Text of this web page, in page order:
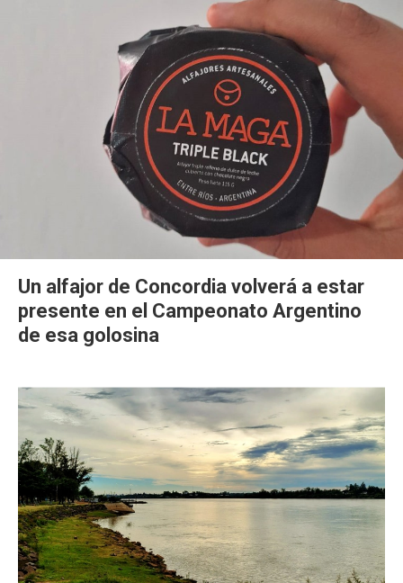
Un alfajor de Concordia volverá a estar
presente en el Campeonato Argentino
de esa golosina